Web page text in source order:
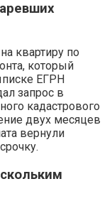
квартиру по
который
ЕГРН
запрос в
кадастрового
двух месяцев
вернули